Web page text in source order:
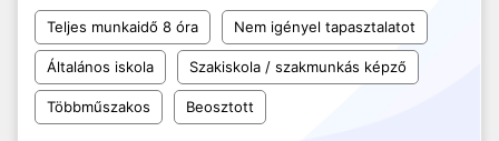
Teljes munkaidő 8 óra Nem igényel tapasztalatot
Általános iskola Szakiskola / szakmunkás képző
Többműszakos Beosztott